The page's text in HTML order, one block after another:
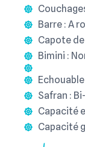
Barre : A
Capote
Bimini :
Safran :
Capacité
Capacité